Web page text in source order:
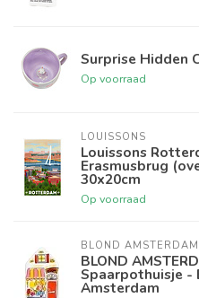
Surprise Hidden
Op voorraad
LOUISSONS
Louissons
Erasmusbrug
30x20cm
Op voorraad
BLOND AMSTERDAM
BLOND
Spaarpothuisje -
Amsterdam